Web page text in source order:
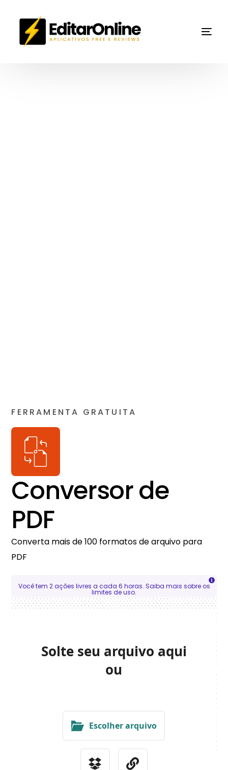
FERRAMENTA GRATUITA
Conversor de
PDF
Converta mais de 100 formatos de arquivo para
PDF
Você tem 2 ações livres a cada 6 horas. Saiba mais sobre os
limites de uso.